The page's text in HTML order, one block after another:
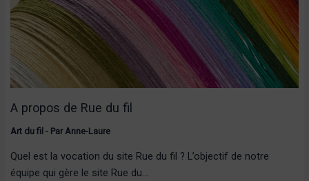
A propos de Rue du fil
Art du fil - Par Anne-Laure
Quel est la vocation du site Rue du fil ? L’objectif de notre
équipe qui gère le site Rue du…